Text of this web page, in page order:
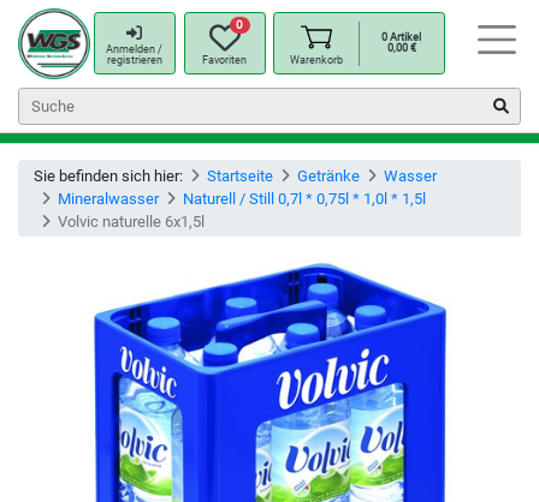
Anmelden /
registrieren
0
Favoriten Warenkorb
0Artikel
0,00 €
Sie befinden sich hier: Startseite Getränke
Wasser
Mineralwasser
Naturell / Still 0,7l * 0,75l * 1,0l * 1,5l
Volvic naturelle 6x1,5l